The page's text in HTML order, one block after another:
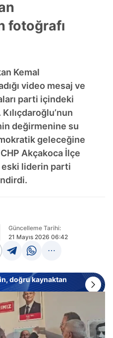
fotoğrafı
Kemal
video mesaj ve
parti içindeki
değirmenine su
geleceğine
Akçakoca İlçe
eski liderin parti
Güncelleme Tarihi:
21 Mayıs 2026 06:42
doğru kaynaktan